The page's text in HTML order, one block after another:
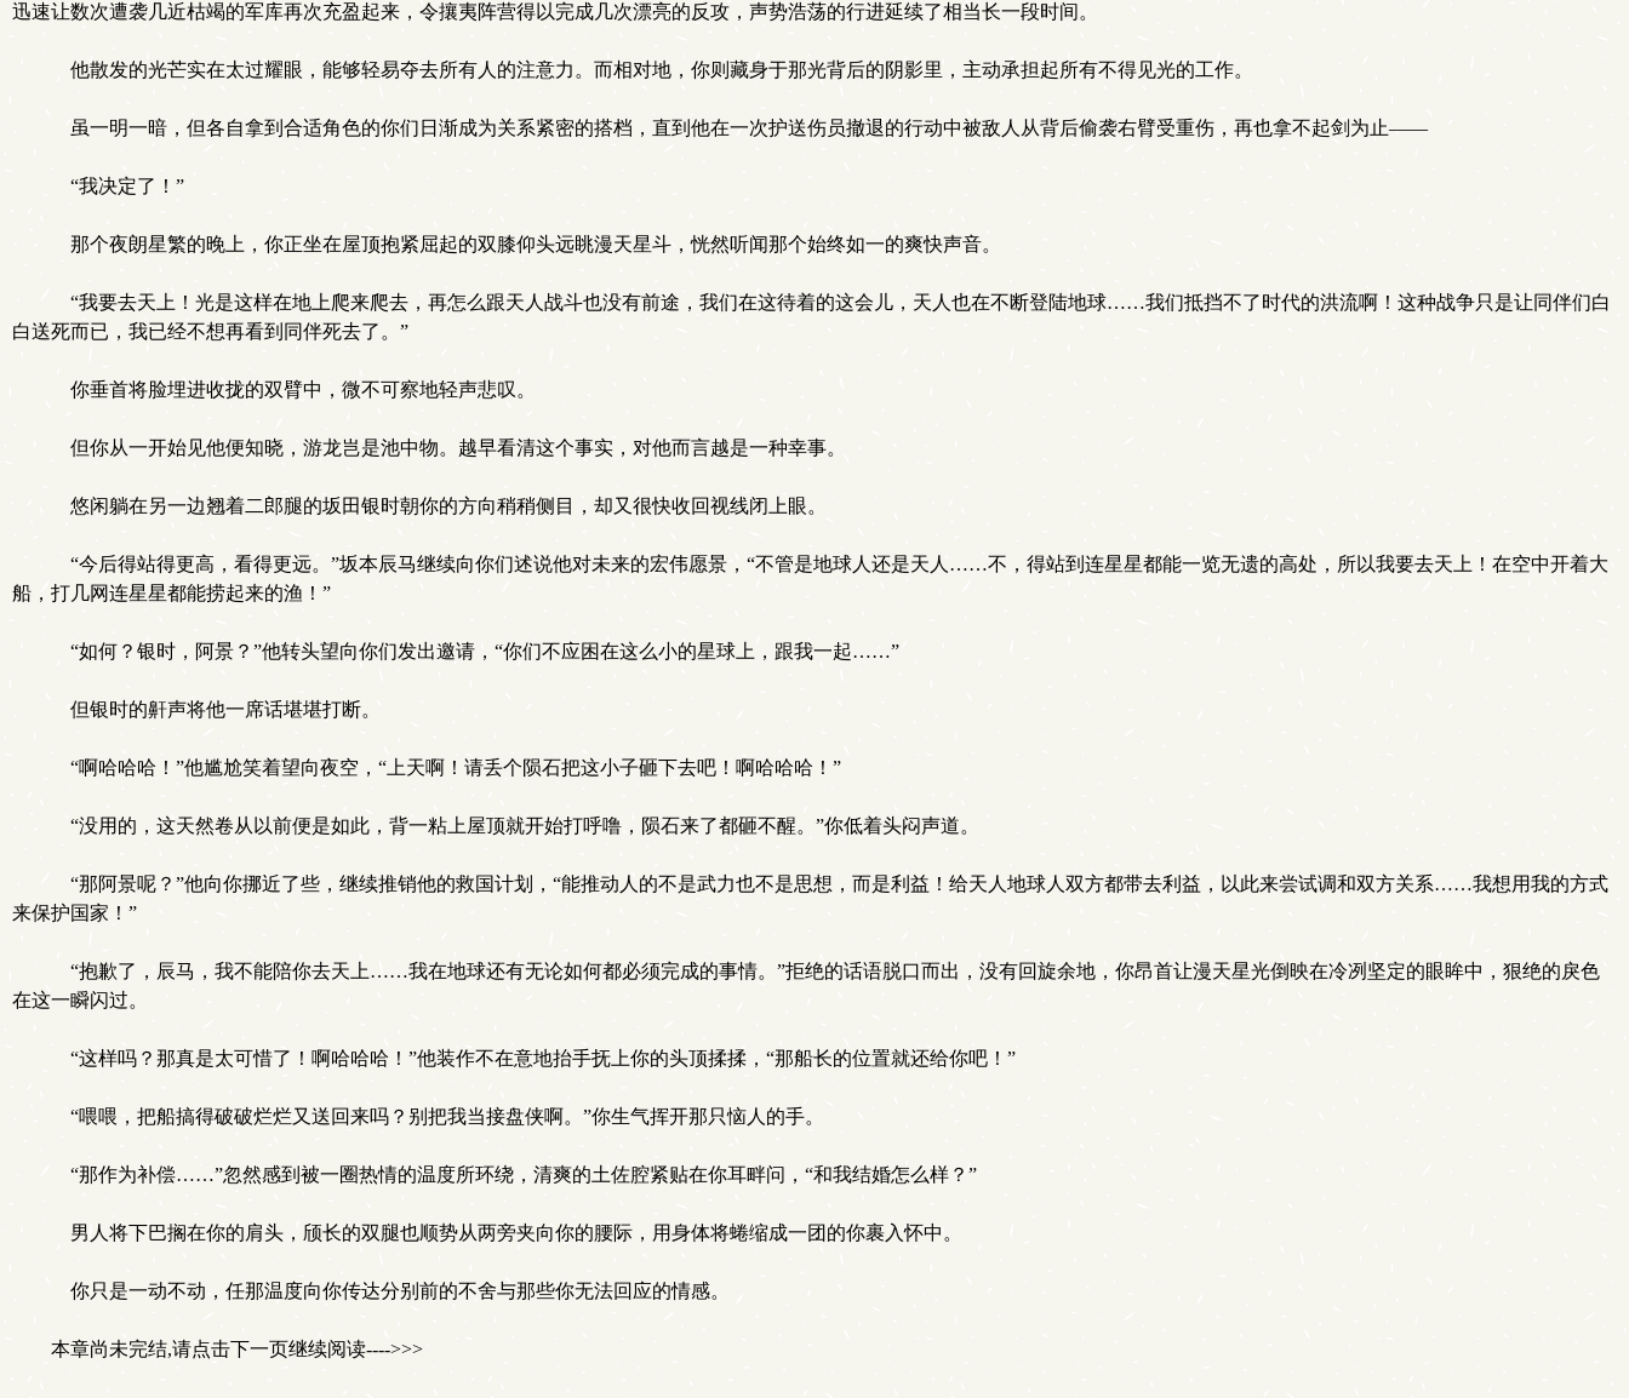
迅速让数次遭袭几近枯竭的军库再次充盈起来，令攘夷阵营得以完成几次漂亮的反攻，声势浩荡的行进延续了相当长一段时间。
他散发的光芒实在太过耀眼，能够轻易夺去所有人的注意力。而相对地，你则藏身于那光背后的阴影里，主动承担起所有不得见光的工作。
虽一明一暗，但各自拿到合适角色的你们日渐成为关系紧密的搭档，直到他在一次护送伤员撤退的行动中被敌人从背后偷袭右臂受重伤，再也拿不起剑为止——
“我决定了！”
那个夜朗星繁的晚上，你正坐在屋顶抱紧屈起的双膝仰头远眺漫天星斗，恍然听闻那个始终如一的爽快声音。
“我要去天上！光是这样在地上爬来爬去，再怎么跟天人战斗也没有前途，我们在这待着的这会儿，天人也在不断登陆地球……我们抵挡不了时代的洪流啊！这种战争只是让同伴们白
白送死而已，我已经不想再看到同伴死去了。”
你垂首将脸埋进收拢的双臂中，微不可察地轻声悲叹。
但你从一开始见他便知晓，游龙岂是池中物。越早看清这个事实，对他而言越是一种幸事。
悠闲躺在另一边翘着二郎腿的坂田银时朝你的方向稍稍侧目，却又很快收回视线闭上眼。
“今后得站得更高，看得更远。”坂本辰马继续向你们述说他对未来的宏伟愿景，“不管是地球人还是天人……不，得站到连星星都能一览无遗的高处，所以我要去天上！在空中开着大
船，打几网连星星都能捞起来的渔！”
“如何？银时，阿景？”他转头望向你们发出邀请，“你们不应困在这么小的星球上，跟我一起……”
但银时的鼾声将他一席话堪堪打断。
“啊哈哈哈！”他尴尬笑着望向夜空，“上天啊！请丢个陨石把这小子砸下去吧！啊哈哈哈！”
“没用的，这天然卷从以前便是如此，背一粘上屋顶就开始打呼噜，陨石来了都砸不醒。”你低着头闷声道。
“那阿景呢？”他向你挪近了些，继续推销他的救国计划，“能推动人的不是武力也不是思想，而是利益！给天人地球人双方都带去利益，以此来尝试调和双方关系……我想用我的方式
来保护国家！”
“抱歉了，辰马，我不能陪你去天上……我在地球还有无论如何都必须完成的事情。”拒绝的话语脱口而出，没有回旋余地，你昂首让漫天星光倒映在冷冽坚定的眼眸中，狠绝的戾色
在这一瞬闪过。
“这样吗？那真是太可惜了！啊哈哈哈！”他装作不在意地抬手抚上你的头顶揉揉，“那船长的位置就还给你吧！”
“喂喂，把船搞得破破烂烂又送回来吗？别把我当接盘侠啊。”你生气挥开那只恼人的手。
“那作为补偿……”忽然感到被一圈热情的温度所环绕，清爽的土佐腔紧贴在你耳畔问，“和我结婚怎么样？”
男人将下巴搁在你的肩头，颀长的双腿也顺势从两旁夹向你的腰际，用身体将蜷缩成一团的你裹入怀中。
你只是一动不动，任那温度向你传达分别前的不舍与那些你无法回应的情感。
本章尚未完结,请点击下一页继续阅读---->>>